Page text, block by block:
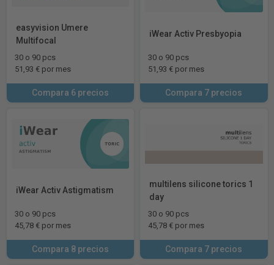
easyvision Umere
Multifocal
30 o 90 pcs
51,93 € por mes
Compara 6 precios
iWear Activ Presbyopia
30 o 90 pcs
51,93 € por mes
Compara 7 precios
iWear Activ Astigmatism
30 o 90 pcs
45,78 € por mes
Compara 8 precios
multilens silicone torics 1
day
30 o 90 pcs
45,78 € por mes
Compara 7 precios